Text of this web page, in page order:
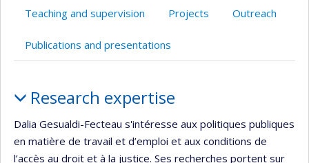
Teaching and supervision Projects Outreach
Publications and presentations
Research expertise
Dalia Gesualdi-Fecteau s'intéresse aux politiques publiques
en matière de travail et d’emploi et aux conditions de
l’accès au droit et à la justice. Ses recherches portent sur